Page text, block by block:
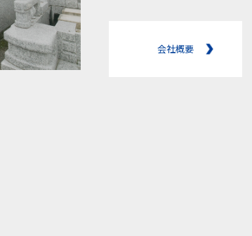
会社概要